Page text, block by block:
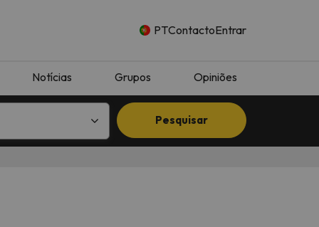
PTContactoEntrar
Notícias Grupos Opiniões
Pesquisar